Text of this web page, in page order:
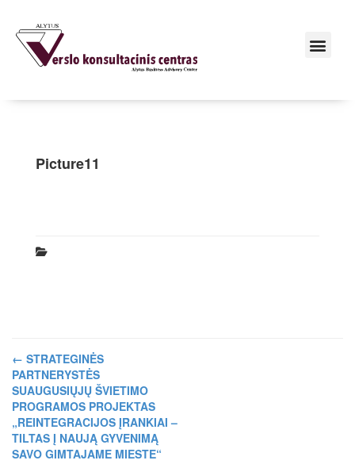
Picture11
← STRATEGINĖS
PARTNERYSTĖS
SUAUGUSIŲJŲ ŠVIETIMO
PROGRAMOS PROJEKTAS
„REINTEGRACIJOS ĮRANKIAI –
TILTAS Į NAUJĄ GYVENIMĄ
SAVO GIMTAJAME MIESTE“